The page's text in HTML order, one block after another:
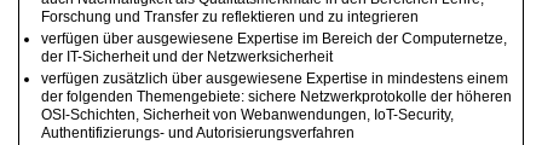
Forschung und Transfer zu reflektieren und zu integrieren
verfügen über ausgewiesene Expertise im Bereich der Computernetze,
der IT-Sicherheit und der Netzwerksicherheit
verfügen zusätzlich über ausgewiesene Expertise in mindestens einem
der folgenden Themengebiete: sichere Netzwerkprotokolle der höheren
OSI-Schichten, Sicherheit von Webanwendungen, IoT-Security,
Authentifizierungs- und Autorisierungsverfahren